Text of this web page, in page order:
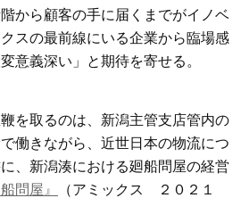
から顧客の手に届くまでがイノベ
スの最前線にいる企業から臨場感
意義深い」と期待を寄せる。
を取るのは、新潟主管支店管内の
働きながら、近世日本の物流につ
、新潟湊における廻船問屋の経営
問屋』
（アミックス ２０２１